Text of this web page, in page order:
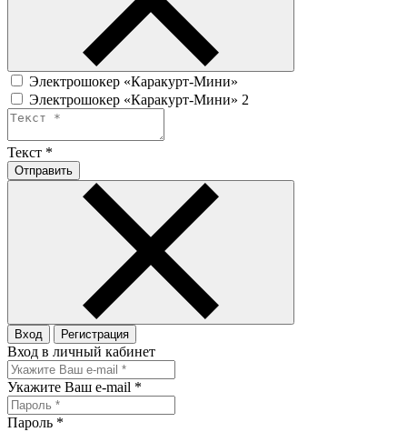
Электрошокер «Каракурт-Мини»
Электрошокер «Каракурт-Мини» 2
Текст *
Отправить
Вход Регистрация
Вход в личный кабинет
Укажите Ваш e-mail *
Пароль *